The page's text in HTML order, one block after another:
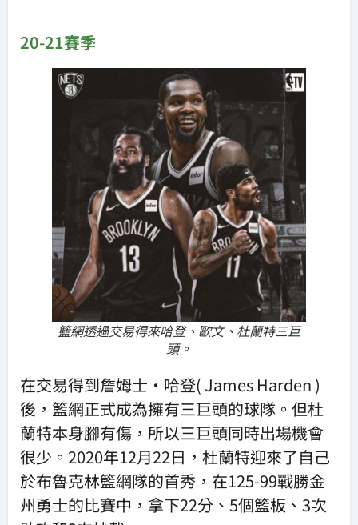
20-21賽季
籃網透過交易得來哈登、歐文、杜蘭特三巨
頭。
在交易得到詹姆士·哈登( James Harden )
後，籃網正式成為擁有三巨頭的球隊。但杜
蘭特本身腳有傷，所以三巨頭同時出場機會
很少。2020年12月22日，杜蘭特迎來了自己
於布魯克林籃網隊的首秀，在125-99戰勝金
州勇士的比賽中，拿下22分、5個籃板、3次